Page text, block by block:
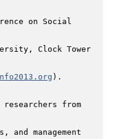
on Social
Clock Tower
).
from
management